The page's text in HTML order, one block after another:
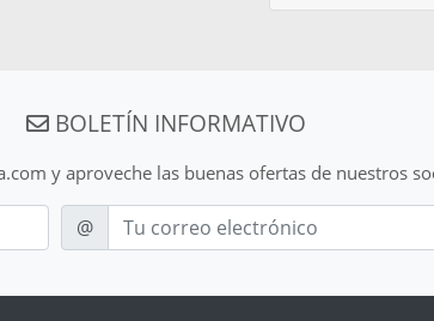
BOLETÍN INFORMATIVO
y aproveche las buenas ofertas de nuestros
E-mail
@